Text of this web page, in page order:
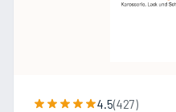
4.5(427)